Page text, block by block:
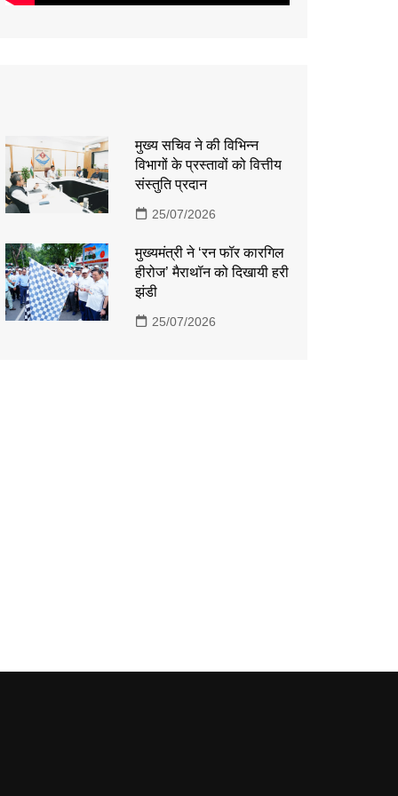
मुख्य सचिव ने की विभिन्न
विभागों के प्रस्तावों को वित्तीय
संस्तुति प्रदान
25/07/2026
मुख्यमंत्री ने ‘रन फॉर कारगिल
हीरोज’ मैराथॉन को दिखायी हरी
झंडी
25/07/2026